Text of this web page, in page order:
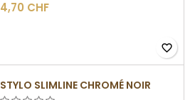
4,70 CHF
favorite_border
STYLO SLIMLINE CHROMÉ NOIR